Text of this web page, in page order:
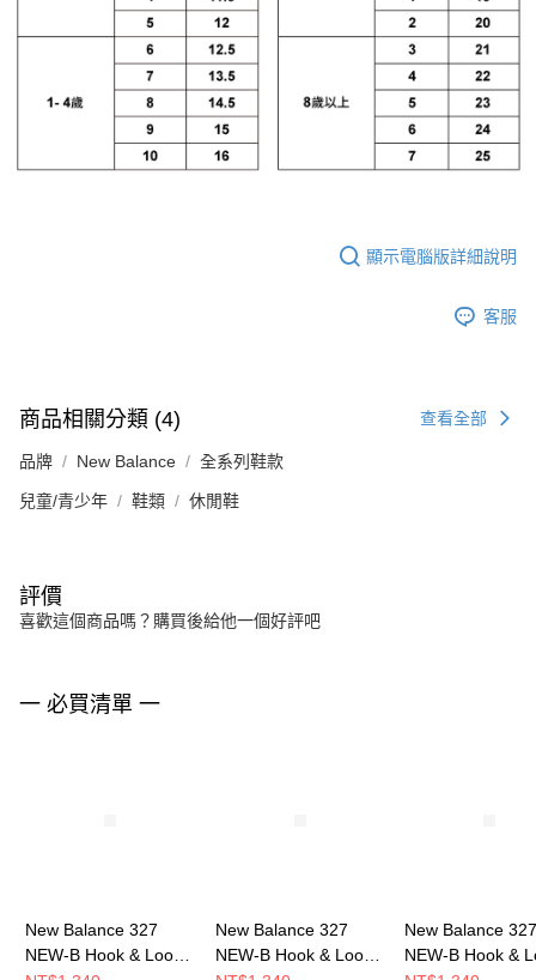
顯示電腦版詳細說明
客服
商品相關分類 (4) 查看全部
品牌 New Balance 全系列鞋款
兒童/青少年 鞋類 休閒鞋
評價
喜歡這個商品嗎？購買後給他一個好評吧
一 必買清單 一
New Balance 327
NEW-B Hook & Loop
New Balance 327
NEW-B Hook & Loop
New Balance 327
NEW-B Hook &